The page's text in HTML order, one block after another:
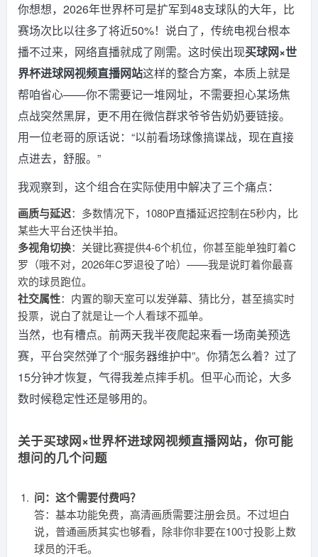
你想想，2026年世界杯可是扩军到48支球队的大年，比
赛场次比以往多了将近50%！说白了，传统电视台根本
播不过来，网络直播就成了刚需。这时侯出现买球网×世
界杯进球网视频直播网站这样的整合方案，本质上就是
帮咱省心——你不需要记一堆网址，不需要担心某场焦
点战突然黑屏，更不用在微信群求爷爷告奶奶要链接。
用一位老哥的原话说：“以前看场球像搞谍战，现在直接
点进去，舒服。”
我观察到，这个组合在实际使用中解决了三个痛点：
画质与延迟：多数情况下，1080P直播延迟控制在5秒内，比
某些大平台还快半拍。
多视角切换：关键比赛提供4-6个机位，你甚至能单独盯着C
罗（哦不对，2026年C罗退役了哈）——我是说盯着你最喜
欢的球员跑位。
社交属性：内置的聊天室可以发弹幕、猜比分，甚至搞实时
投票，说白了就是让一个人看球不孤单。
当然，也有槽点。前两天我半夜爬起来看一场南美预选
赛，平台突然弹了个“服务器维护中”。你猜怎么着？过了
15分钟才恢复，气得我差点摔手机。但平心而论，大多
数时候稳定性还是够用的。
关于买球网×世界杯进球网视频直播网站，你可能
想问的几个问题
问：这个需要付费吗？
答：基本功能免费，高清画质需要注册会员。不过坦白
说，普通画质其实也够看，除非你非要在100寸投影上数
球员的汗毛。